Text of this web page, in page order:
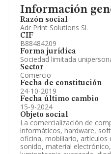
Información
Razón social
Adr Print Solutions Sl.
CIF
B88484209
Forma jurídica
Sociedad limitada
Sector
Comercio
Fecha de constitución
24-10-2019
Fecha último cambio
15-9-2024
Objeto social
La comercialización de
informáticos, hardware,
oficina, mobiliario,
sonido, material
Información oficial y